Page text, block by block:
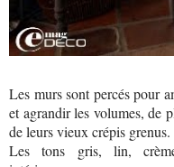
Les murs sont percés pour
et agrandir les volumes, de
de leurs vieux crépis grenus.
Les tons gris, lin,